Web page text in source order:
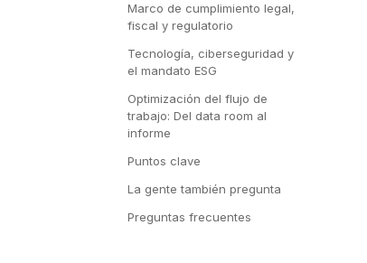
Marco de cumplimiento legal,
fiscal y regulatorio
Tecnología, ciberseguridad y
el mandato ESG
Optimización del flujo de
trabajo: Del data room al
informe
Puntos clave
La gente también pregunta
Preguntas frecuentes